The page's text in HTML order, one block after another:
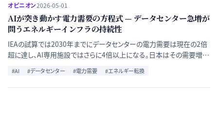
オピニオン2026-05-01
AIが突き動かす電力需要の方程式 — データセンター急増が
問うエネルギーインフラの持続性
IEAの試算では2030年までにデータセンターの電力需要は現在の2倍
超に達し、AI専用施設ではさらに4倍以上になる。日本はその需要増の
半分以上をデータセンターが占めるとされ、電力・脱炭素・立地の問題
が交差する。
#AI #データセンター #電力需要 #エネルギー転換